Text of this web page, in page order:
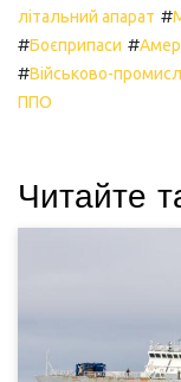
літальний апарат #
#Боєприпаси #
#Військово-
ППО
Читайте